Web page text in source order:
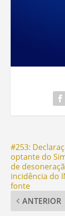
#253:
optante do
de
incidência do
fonte
ANTERIOR